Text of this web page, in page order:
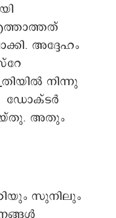
അദ്ദേഹം
നിന്നു
ഡോക്ടർ
അതും
സുനിലും